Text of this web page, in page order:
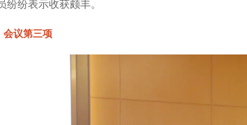
纷纷表示收获颇丰。
会议第三项